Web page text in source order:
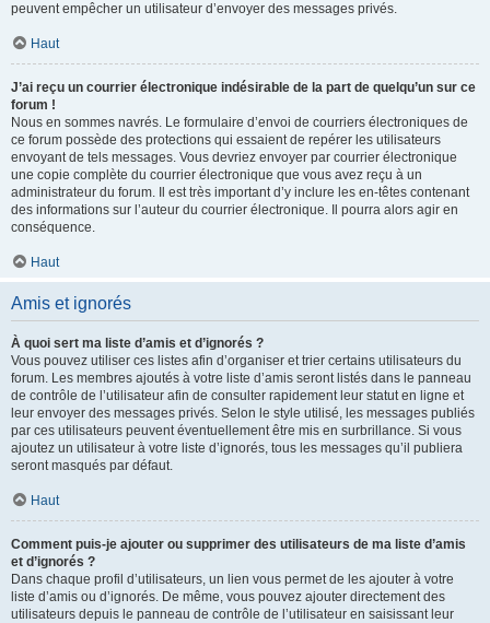
peuvent empêcher un utilisateur d’envoyer des messages privés.
Haut
J’ai reçu un courrier électronique indésirable de la part de quelqu’un sur ce
forum !
Nous en sommes navrés. Le formulaire d’envoi de courriers électroniques de
ce forum possède des protections qui essaient de repérer les utilisateurs
envoyant de tels messages. Vous devriez envoyer par courrier électronique
une copie complète du courrier électronique que vous avez reçu à un
administrateur du forum. Il est très important d’y inclure les en-têtes contenant
des informations sur l’auteur du courrier électronique. Il pourra alors agir en
conséquence.
Haut
Amis et ignorés
À quoi sert ma liste d’amis et d’ignorés ?
Vous pouvez utiliser ces listes afin d’organiser et trier certains utilisateurs du
forum. Les membres ajoutés à votre liste d’amis seront listés dans le panneau
de contrôle de l’utilisateur afin de consulter rapidement leur statut en ligne et
leur envoyer des messages privés. Selon le style utilisé, les messages publiés
par ces utilisateurs peuvent éventuellement être mis en surbrillance. Si vous
ajoutez un utilisateur à votre liste d’ignorés, tous les messages qu’il publiera
seront masqués par défaut.
Haut
Comment puis-je ajouter ou supprimer des utilisateurs de ma liste d’amis
et d’ignorés ?
Dans chaque profil d’utilisateurs, un lien vous permet de les ajouter à votre
liste d’amis ou d’ignorés. De même, vous pouvez ajouter directement des
utilisateurs depuis le panneau de contrôle de l’utilisateur en saisissant leur